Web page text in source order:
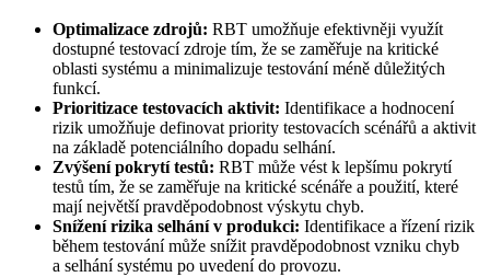
Optimalizace zdrojů: RBT umožňuje efektivněji využít
dostupné testovací zdroje tím, že se zaměřuje na kritické
oblasti systému a minimalizuje testování méně důležitých
funkcí.
Prioritizace testovacích aktivit: Identifikace a hodnocení
rizik umožňuje definovat priority testovacích scénářů a aktivit
na základě potenciálního dopadu selhání.
Zvýšení pokrytí testů: RBT může vést k lepšímu pokrytí
testů tím, že se zaměřuje na kritické scénáře a použití, které
mají největší pravděpodobnost výskytu chyb.
Snížení rizika selhání v produkci: Identifikace a řízení rizik
během testování může snížit pravděpodobnost vzniku chyb
a selhání systému po uvedení do provozu.